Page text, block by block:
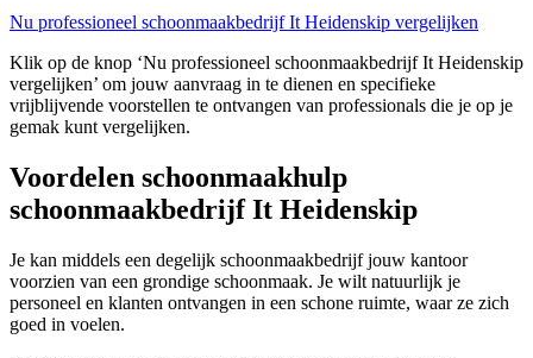
Nu professioneel schoonmaakbedrijf It Heidenskip vergelijken
Klik op de knop ‘Nu professioneel schoonmaakbedrijf It Heidenskip
vergelijken’ om jouw aanvraag in te dienen en specifieke
vrijblijvende voorstellen te ontvangen van professionals die je op je
gemak kunt vergelijken.
Voordelen schoonmaakhulp
schoonmaakbedrijf It Heidenskip
Je kan middels een degelijk schoonmaakbedrijf jouw kantoor
voorzien van een grondige schoonmaak. Je wilt natuurlijk je
personeel en klanten ontvangen in een schone ruimte, waar ze zich
goed in voelen.